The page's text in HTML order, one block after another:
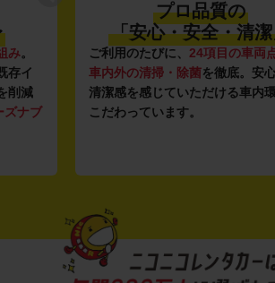
み。
存イ
削減
ズナブ
プロ品質の
「安心・安全・清
ご利用のたびに、 24項目の車両
車内外の清掃・除菌を徹底。安
清潔感を感じていただける車内
こだわっています。